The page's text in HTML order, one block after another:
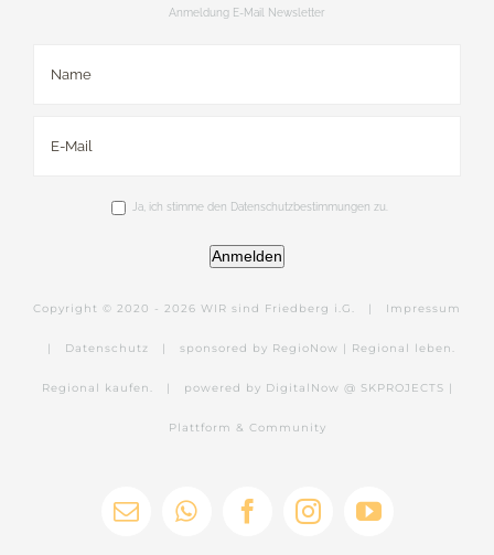
Anmeldung E-Mail Newsletter
Ja, ich stimme den Datenschutzbestimmungen zu.
Anmelden
Copyright © 2020 - 2026 WIR sind Friedberg i.G. | Impressum
| Datenschutz | sponsored by RegioNow | Regional leben.
Regional kaufen. | powered by DigitalNow @ SKPROJECTS |
Plattform & Community
E-
WhatsAppFacebookInstagramYouTube